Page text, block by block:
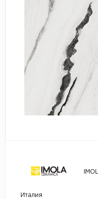
Италия